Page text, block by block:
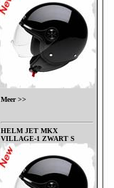
Meer >>
HELM JET MKX
VILLAGE-1 ZWART S